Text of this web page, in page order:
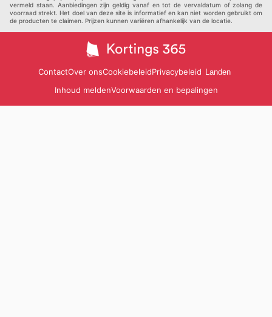
vermeld staan. Aanbiedingen zijn geldig vanaf en tot de vervaldatum of zolang de
voorraad strekt. Het doel van deze site is informatief en kan niet worden gebruikt om
de producten te claimen. Prijzen kunnen variëren afhankelijk van de locatie.
ContactOver onsCookiebeleidPrivacybeleid Landen
Inhoud meldenVoorwaarden en bepalingen